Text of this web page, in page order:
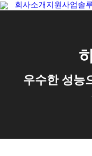
회사소개 지원사업솔
우수한 성능